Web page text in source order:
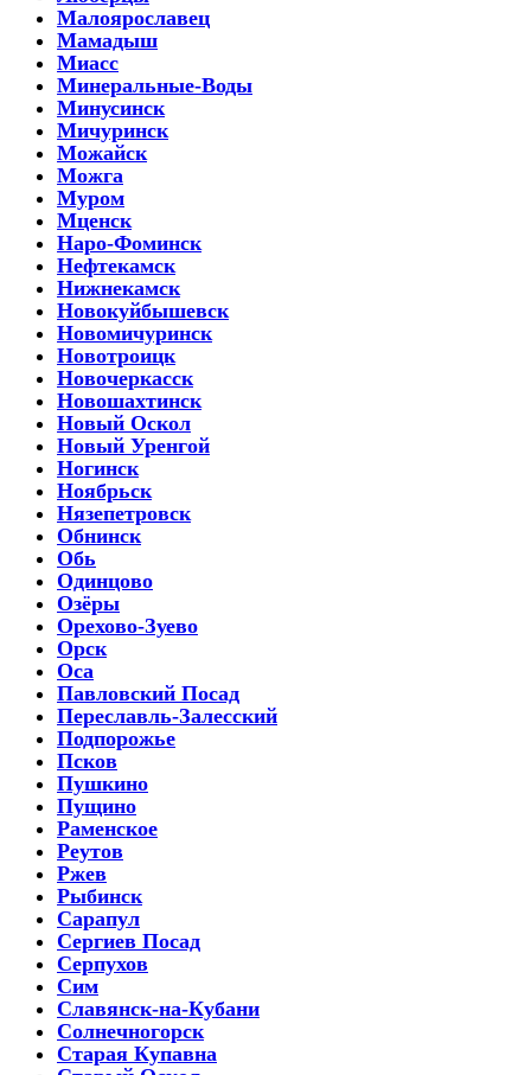
Малоярославец
Мамадыш
Миасс
Минеральные-Воды
Минусинск
Мичуринск
Можайск
Можга
Муром
Мценск
Наро-Фоминск
Нефтекамск
Нижнекамск
Новокуйбышевск
Новомичуринск
Новотроицк
Новочеркасск
Новошахтинск
Новый Оскол
Новый Уренгой
Ногинск
Ноябрьск
Нязепетровск
Обнинск
Обь
Одинцово
Озёры
Орехово-Зуево
Орск
Оса
Павловский Посад
Переславль-Залесский
Подпорожье
Псков
Пушкино
Пущино
Раменское
Реутов
Ржев
Рыбинск
Сарапул
Сергиев Посад
Серпухов
Сим
Славянск-на-Кубани
Солнечногорск
Старая Купавна